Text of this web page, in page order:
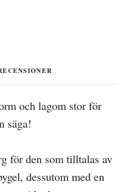
och lagom stor för
säga!
för den som tilltalas av
dessutom med en